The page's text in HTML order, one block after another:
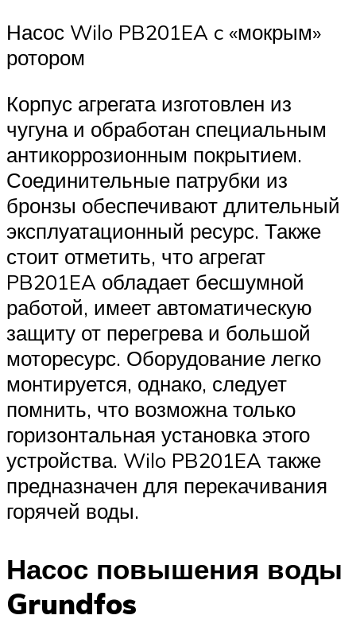
Насос Wilo PB201EA c «мокрым»
ротором
Корпус агрегата изготовлен из
чугуна и обработан специальным
антикоррозионным покрытием.
Соединительные патрубки из
бронзы обеспечивают длительный
эксплуатационный ресурс. Также
стоит отметить, что агрегат
PB201EA обладает бесшумной
работой, имеет автоматическую
защиту от перегрева и большой
моторесурс. Оборудование легко
монтируется, однако, следует
помнить, что возможна только
горизонтальная установка этого
устройства. Wilo PB201EA также
предназначен для перекачивания
горячей воды.
Насос повышения воды
Grundfos